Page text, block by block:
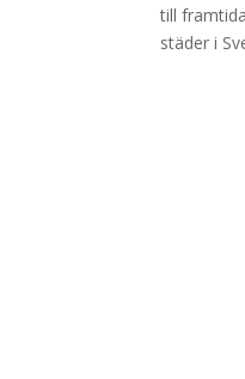
till
städer i